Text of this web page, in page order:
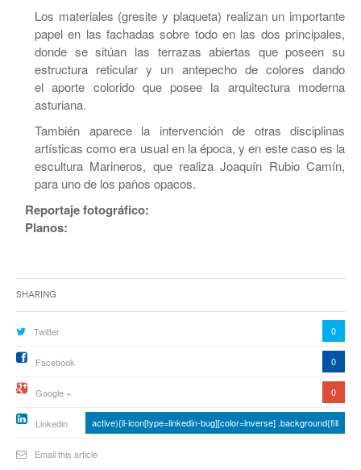
Los materiales (gresite y plaqueta) realizan un importante
papel en las fachadas sobre todo en las dos principales,
donde se sitúan las terrazas abiertas que poseen su
estructura reticular y un antepecho de colores dando
el aporte colorido que posee la arquitectura moderna
asturiana.
También aparece la intervención de otras disciplinas
artísticas como era usual en la época, y en este caso es la
escultura Marineros, que realiza Joaquín Rubio Camín,
para uno de los paños opacos.
Reportaje fotográfico:
Planos:
Sharing
Twitter 0
Facebook 0
Google + 0
Linkedin active){li-icon[type=linkedin-bug][color=inverse] .background{fill
Email this article